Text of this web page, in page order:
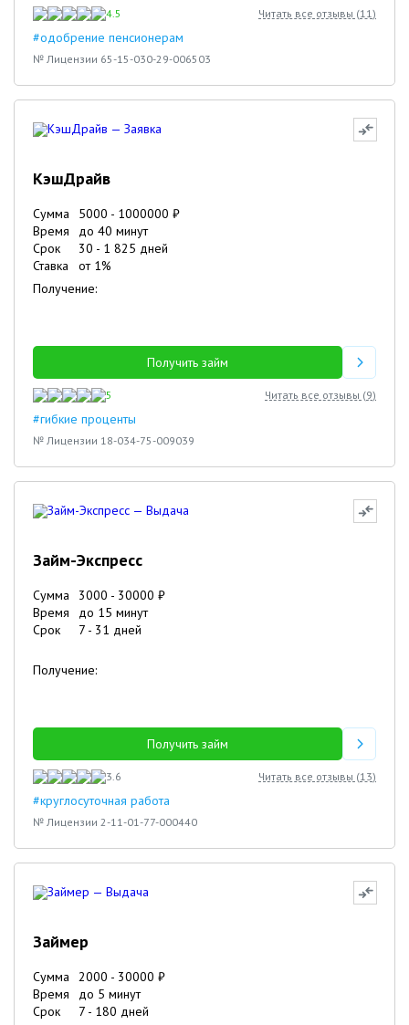
4.5 Читать все отзывы (11)
#одобрение пенсионерам
№ Лицензии 65-15-030-29-006503
КэшДрайв
Сумма 5000 - 1000000 ₽
Время
до 40 минут
Срок
30 - 1 825 дней
Ставка
от 1%
Получение:
Получить займ
5 Читать все отзывы (9)
#гибкие проценты
№ Лицензии 18-034-75-009039
Займ-Экспресс
Сумма 3000 - 30000 ₽
Время
до 15 минут
Срок
7 - 31 дней
Получение:
Получить займ
3.6 Читать все отзывы (13)
#круглосуточная работа
№ Лицензии 2-11-01-77-000440
Займер
Сумма 2000 - 30000 ₽
Время
до 5 минут
Срок
7 - 180 дней